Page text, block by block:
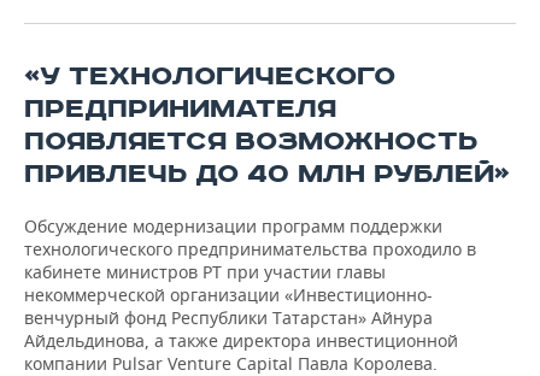
ФИГУРНОЕ КАТАНИЕ
ВОДНЫЕ ВИДЫ СПОРТА
МЕДИЦИНА
ОБРАЗОВАНИЕ
«У ТЕХНОЛОГИЧЕСКОГО
ПРЕДПРИНИМАТЕЛЯ
ПОЯВЛЯЕТСЯ ВОЗМОЖНОСТЬ
ПРИВЛЕЧЬ ДО 40 МЛН РУБЛЕЙ»
Обсуждение модернизации программ поддержки
технологического предпринимательства проходило в
кабинете министров РТ при участии главы
некоммерческой организации «Инвестиционно-
венчурный фонд Республики Татарстан» Айнура
Айдельдинова, а также директора инвестиционной
компании Pulsar Venture Capital Павла Королева.